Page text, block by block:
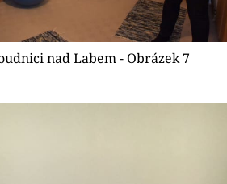
nad Labem - Obrázek 7